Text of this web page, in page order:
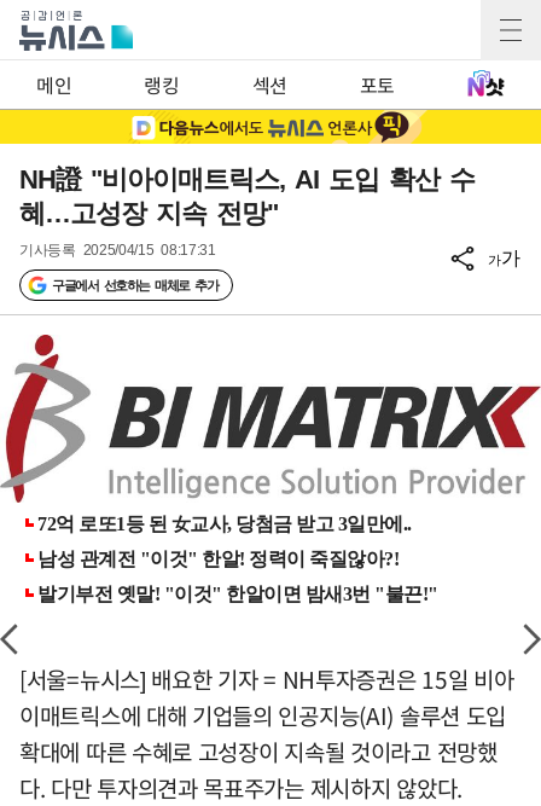
메인 랭킹 섹션 포토
NH證 "비아이매트릭스, AI 도입 확산 수
혜…고성장 지속 전망"
기사등록 2025/04/15 08:17:31
구글에서 선호하는 매체로 추가
가가
[서울=뉴시스] 배요한 기자 = NH투자증권은 15일 비아
이매트릭스에 대해 기업들의 인공지능(AI) 솔루션 도입
확대에 따른 수혜로 고성장이 지속될 것이라고 전망했
다. 다만 투자의견과 목표주가는 제시하지 않았다.